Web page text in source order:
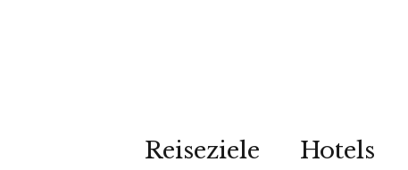
Reiseziele Hotels